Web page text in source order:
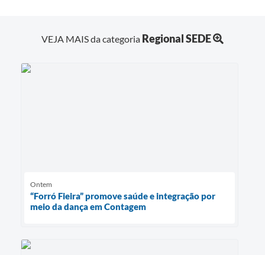
VEJA MAIS da categoria Regional SEDE
Ontem
“Forró Fieira” promove saúde e integração por
meio da dança em Contagem